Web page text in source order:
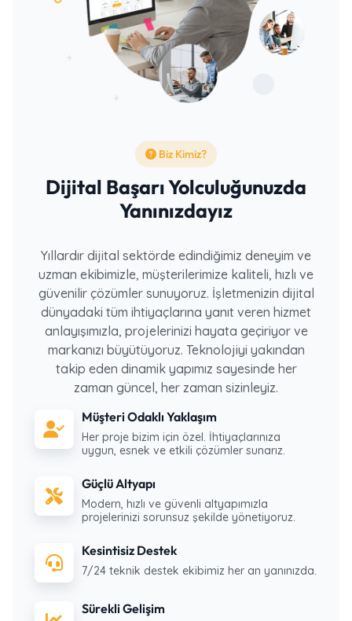
Biz Kimiz?
Dijital Başarı Yolculuğunuzda
Yanınızdayız
Yıllardır dijital sektörde edindiğimiz deneyim ve
uzman ekibimizle, müşterilerimize kaliteli, hızlı ve
güvenilir çözümler sunuyoruz. İşletmenizin dijital
dünyadaki tüm ihtiyaçlarına yanıt veren hizmet
anlayışımızla, projelerinizi hayata geçiriyor ve
markanızı büyütüyoruz. Teknolojiyi yakından
takip eden dinamik yapımız sayesinde her
zaman güncel, her zaman sizinleyiz.
Müşteri Odaklı Yaklaşım
Her proje bizim için özel. İhtiyaçlarınıza
uygun, esnek ve etkili çözümler sunarız.
Güçlü Altyapı
Modern, hızlı ve güvenli altyapımızla
projelerinizi sorunsuz şekilde yönetiyoruz.
Kesintisiz Destek
7/24 teknik destek ekibimiz her an yanınızda.
Sürekli Gelişim